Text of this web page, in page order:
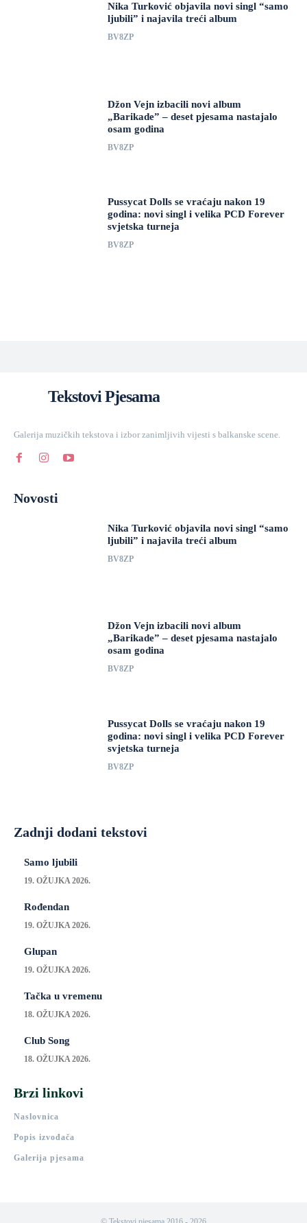
Nika Turković objavila novi singl “samo
ljubili” i najavila treći album
BV8ZP
Džon Vejn izbacili novi album
„Barikade” – deset pjesama nastajalo
osam godina
BV8ZP
Pussycat Dolls se vraćaju nakon 19
godina: novi singl i velika PCD Forever
svjetska turneja
BV8ZP
Tekstovi Pjesama
Galerija muzičkih tekstova i izbor zanimljivih vijesti s balkanske scene.
Novosti
Nika Turković objavila novi singl “samo
ljubili” i najavila treći album
BV8ZP
Džon Vejn izbacili novi album
„Barikade” – deset pjesama nastajalo
osam godina
BV8ZP
Pussycat Dolls se vraćaju nakon 19
godina: novi singl i velika PCD Forever
svjetska turneja
BV8ZP
Zadnji dodani tekstovi
Samo ljubili
19. OŽUJKA 2026.
Rođendan
19. OŽUJKA 2026.
Glupan
19. OŽUJKA 2026.
Tačka u vremenu
18. OŽUJKA 2026.
Club Song
18. OŽUJKA 2026.
Brzi linkovi
Naslovnica
Popis izvođača
Galerija pjesama